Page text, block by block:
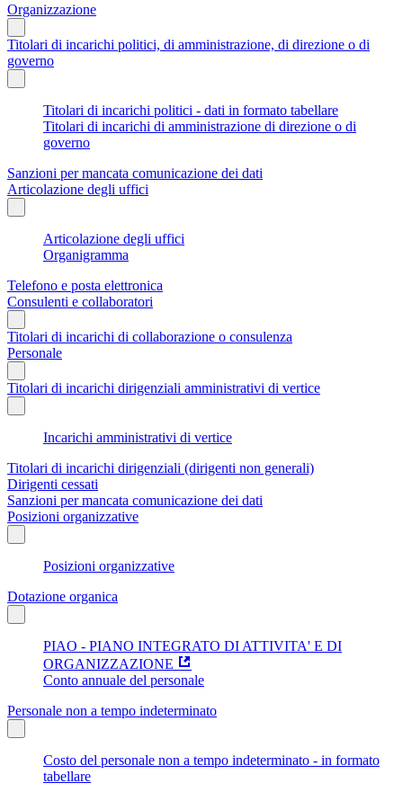
Organizzazione
Titolari di incarichi politici, di amministrazione, di direzione o di
governo
Titolari di incarichi politici - dati in formato tabellare
Titolari di incarichi di amministrazione di direzione o di
governo
Sanzioni per mancata comunicazione dei dati
Articolazione degli uffici
Articolazione degli uffici
Organigramma
Telefono e posta elettronica
Consulenti e collaboratori
Titolari di incarichi di collaborazione o consulenza
Personale
Titolari di incarichi dirigenziali amministrativi di vertice
Incarichi amministrativi di vertice
Titolari di incarichi dirigenziali (dirigenti non generali)
Dirigenti cessati
Sanzioni per mancata comunicazione dei dati
Posizioni organizzative
Posizioni organizzative
Dotazione organica
PIAO - PIANO INTEGRATO DI ATTIVITA' E DI
ORGANIZZAZIONE
Conto annuale del personale
Personale non a tempo indeterminato
Costo del personale non a tempo indeterminato - in formato
tabellare